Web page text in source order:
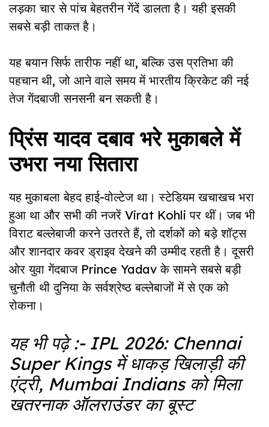
लड़का चार से पांच बेहतरीन गेंदें डालता है। यही इसकी
सबसे बड़ी ताकत है।
यह बयान सिर्फ तारीफ नहीं था, बल्कि उस प्रतिभा की
पहचान थी, जो आने वाले समय में भारतीय क्रिकेट की नई
तेज गेंदबाजी सनसनी बन सकती है।
प्रिंस यादव दबाव भरे मुकाबले में
उभरा नया सितारा
यह मुकाबला बेहद हाई-वोल्टेज था। स्टेडियम खचाखच भरा
हुआ था और सभी की नजरें Virat Kohli पर थीं। जब भी
विराट बल्लेबाजी करने उतरते हैं, तो दर्शकों को बड़े शॉट्स
और शानदार कवर ड्राइव देखने की उम्मीद रहती है। दूसरी
ओर युवा गेंदबाज Prince Yadav के सामने सबसे बड़ी
चुनौती थी दुनिया के सर्वश्रेष्ठ बल्लेबाजों में से एक को
रोकना।
यह भी पढ़े :- IPL 2026: Chennai
Super Kings में धाकड़ खिलाड़ी की
एंट्री, Mumbai Indians को मिला
खतरनाक ऑलराउंडर का बूस्ट